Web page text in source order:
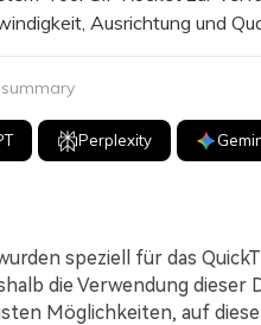
Ausrichtung und
Perplexity
speziell für das
die Verwendung dieser
Möglichkeiten, auf